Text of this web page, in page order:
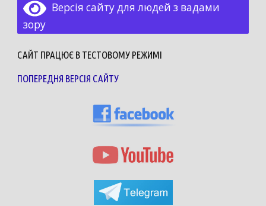
Версія сайту для людей з вадами
зору
САЙТ ПРАЦЮЄ В ТЕСТОВОМУ РЕЖИМІ
ПОПЕРЕДНЯ ВЕРСІЯ САЙТУ